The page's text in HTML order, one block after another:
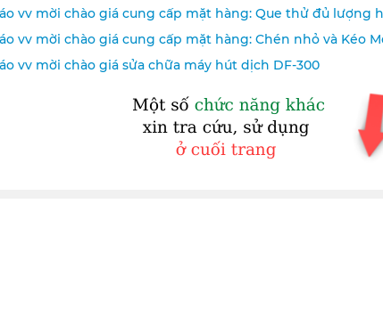
vv mời chào giá cung cấp mặt hàng: Que thử đủ lượng
vv mời chào giá cung cấp mặt hàng: Chén nhỏ và Kéo
vv mời chào giá sửa chữa máy hút dịch DF-300